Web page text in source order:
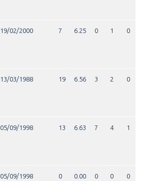
19/02/2000 7 6.25 0 1 0
13/03/1988 19 6.56 3 2 0
05/09/1998 13 6.63 7 4 1
05/09/1998 0 0.00 0 0 0